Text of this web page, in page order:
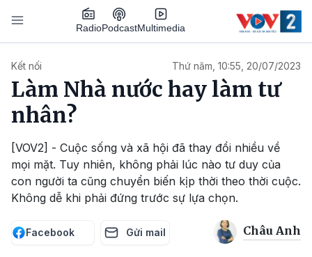
Nhảy đến nội dung
RadioPodcastMultimedia
Kết nối Thứ năm, 10:55, 20/07/2023
Làm Nhà nước hay làm tư
nhân?
[VOV2] - Cuộc sống và xã hội đã thay đổi nhiều về
mọi mặt. Tuy nhiên, không phải lúc nào tư duy của
con người ta cũng chuyển biến kịp thời theo thời cuộc.
Không dễ khi phải đứng trước sự lựa chọn.
Facebook Gửi mail Châu Anh